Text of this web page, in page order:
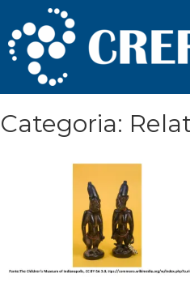
Categoria: